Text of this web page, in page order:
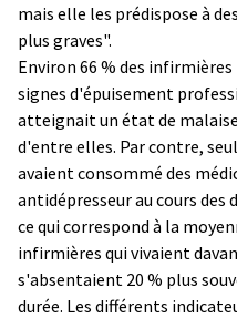
mais elle les prédispose à
plus graves".
Environ 66 % des
signes d'épuisement
atteignait un état de
d'entre elles. Par contre,
avaient consommé des
antidépresseur au cours des
ce qui correspond à la
infirmières qui vivaient
s'absentaient 20 % plus
durée. Les différents